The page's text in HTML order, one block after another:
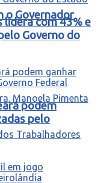
o Governador
lidera com 43% e
Governo do
podem
pelo